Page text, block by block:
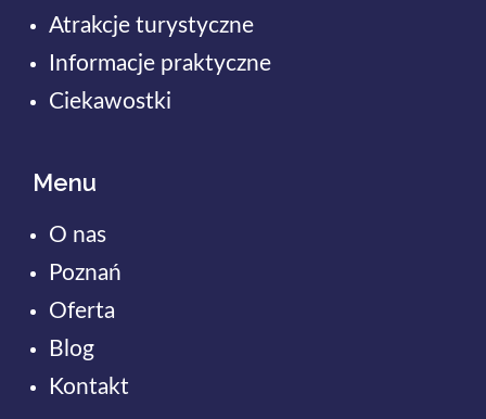
Atrakcje turystyczne
Informacje praktyczne
Ciekawostki
Menu
O nas
Poznań
Oferta
Blog
Kontakt